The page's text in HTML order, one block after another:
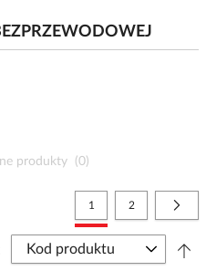
produkty (0)
Strona
Aktualnie czytasz stronę
1 Strona
2